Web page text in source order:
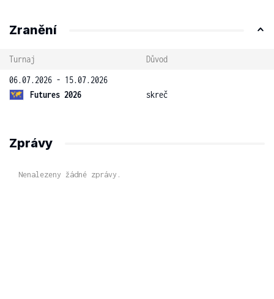
Zranění
Turnaj
Důvod
06.07.2026 - 15.07.2026
Futures 2026
skreč
Zprávy
Nenalezeny žádné zprávy.